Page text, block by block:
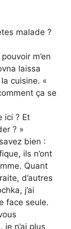
malade ?
m’en
laissa
cuisine. «
ça se
ici ? Et
? »
bien :
ils n’ont
Quant
d’autres
j’ai
face seule.
n’ai plus